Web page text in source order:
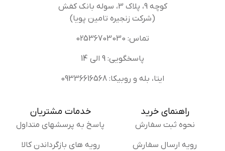
کوچه 9، پلاک 3، سوله بانک کفش
(شرکت زنجیره تامین پویا)
تماس: 02536703030
پاسخگویی: 9 الی 14
ایتا، بله و روبیکا: 09336616568
راهنمای خرید
نحوه ثبت سفارش
رویه ارسال سفارش
خدمات مشتریان
پاسخ به پرسشهای متداول
رویه های بازگرداندن کالا